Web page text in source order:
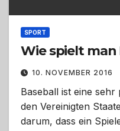
SPORT
Wie spielt man
10. NOVEMBER 2016
Baseball ist eine
den Vereinigten
darum, dass ein